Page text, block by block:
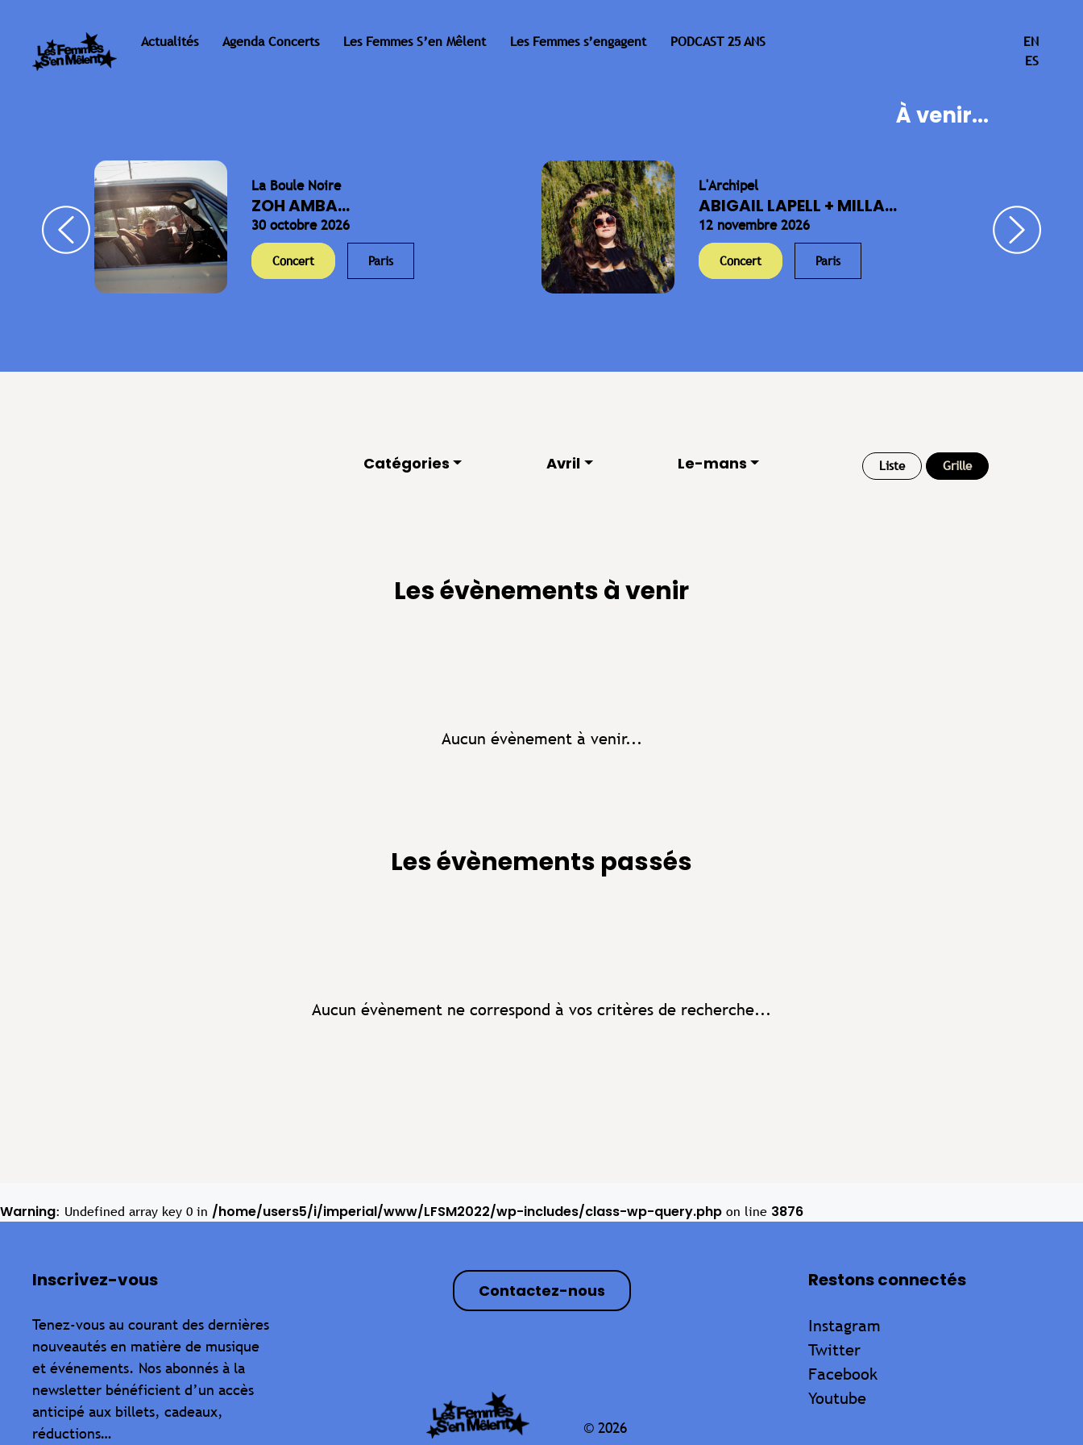
Actualités Agenda Concerts Les Femmes S’en Mêlent Les Femmes s’engagent PODCAST 25 ANS
EN
ES
À venir...
La Boule Noire
ZOH AMBA...
30 octobre 2026
Concert Paris
L'Archipel
ABIGAIL LAPELL + MILLA...
12 novembre 2026
Concert Paris
Catégories Avril Le-mans Liste Grille
Les évènements à venir
Aucun évènement à venir...
Les évènements passés
Aucun évènement ne correspond à vos critères de recherche...
Warning: Undefined array key 0 in /home/users5/i/imperial/www/LFSM2022/wp-includes/class-wp-query.php on line 3876
Inscrivez-vous
Tenez-vous au courant des dernières
nouveautés en matière de musique
et événements. Nos abonnés à la
newsletter bénéficient d’un accès
anticipé aux billets, cadeaux,
réductions…
Contactez-nous
© 2026
Restons connectés
Instagram
Twitter
Facebook
Youtube